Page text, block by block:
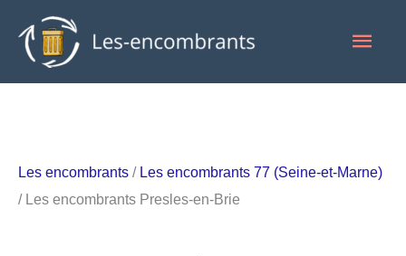
contenu
Les encombrants / Les encombrants 77 (Seine-et-Marne)
/ Les encombrants Presles-en-Brie